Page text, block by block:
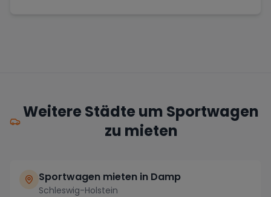
Weitere Städte um Sportwagen
zu mieten
Sportwagen mieten in Damp
Schleswig-Holstein